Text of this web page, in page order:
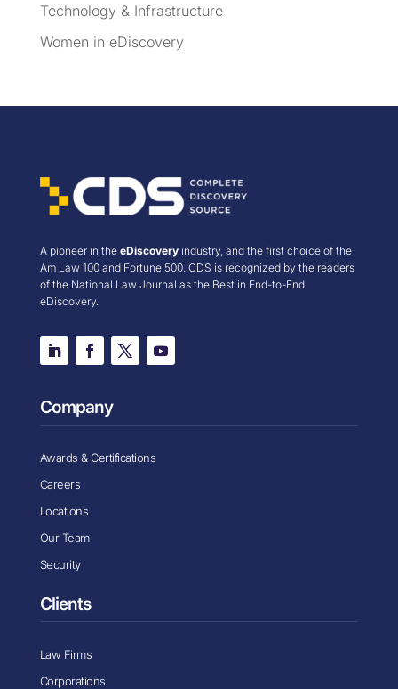
Technology & Infrastructure
Women in eDiscovery
A pioneer in the eDiscoveryindustry, and the first choice of the
Am Law 100 and Fortune 500. CDS is recognized by the readers
of the National Law Journal as the Best in End-to-End
eDiscovery.
Company
Awards & Certifications
Careers
Locations
Our Team
Security
Clients
Law Firms
Corporations